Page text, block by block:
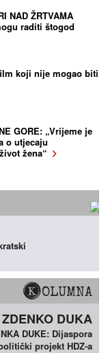
NAD ŽRTVAMA
raditi štogod
koji nije mogao biti
GORE: „Vrijeme je
o utjecaju
žena“
KOLUMNA
ZDENKO DUKA
DUKE: Dijaspora
projekt HDZ-a